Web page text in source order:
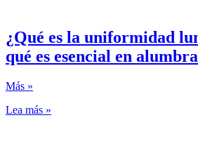
¿Qué es la uniformidad
qué es esencial en
Más »
Lea más »